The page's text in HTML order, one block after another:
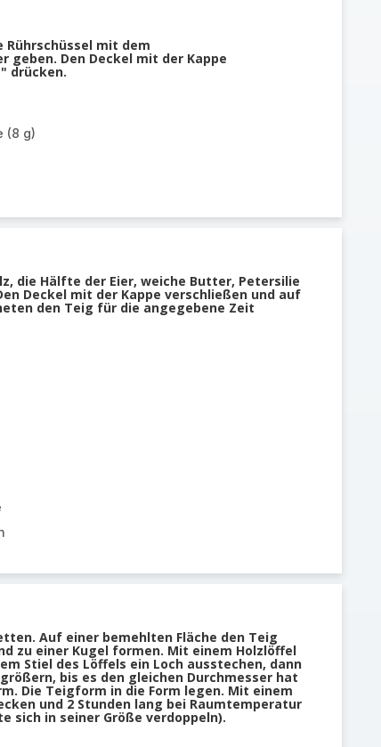
Rührschüssel mit dem
geben. Den Deckel mit der Kappe
drücken.
(8 g)
die Hälfte der Eier, weiche Butter, Petersilie
Deckel mit der Kappe verschließen und auf
den Teig für die angegebene Zeit
Auf einer bemehlten Fläche den Teig
zu einer Kugel formen. Mit einem Holzlöffel
Stiel des Löffels ein Loch ausstechen, dann
bis es den gleichen Durchmesser hat
Die Teigform in die Form legen. Mit einem
und 2 Stunden lang bei Raumtemperatur
sich in seiner Größe verdoppeln).